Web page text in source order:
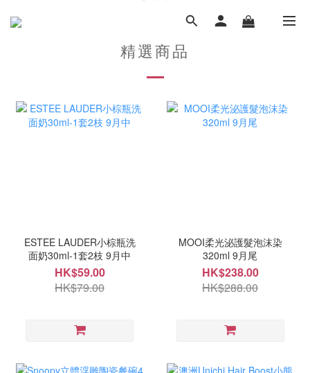
精選商品
ESTEE LAUDER小棕瓶洗
面奶30ml-1套2枝 9月中
HK$59.00
HK$79.00
MOOI柔光泌護髮泡沫染
320ml 9月尾
HK$238.00
HK$288.00